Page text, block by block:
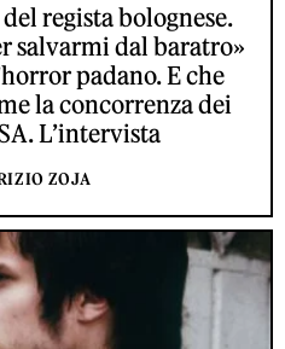
regista bolognese.
salvarmi dal baratro»
padano. E che
la concorrenza dei
L’intervista
ZOJA